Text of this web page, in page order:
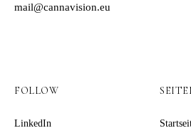
mail@cannavision.eu
FOLLOW
LinkedIn